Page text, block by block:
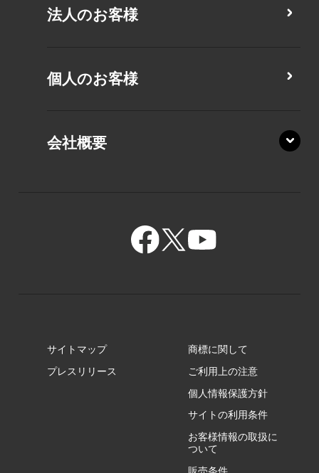
MZ/MA
GZ/HA
PZ/LA
法人のお客様
個人のお客様
会社概要
サイトマップ
プレスリリース
商標に関して
ご利用上の注意
個人情報保護方針
サイトの利用条件
お客様情報の取扱に
ついて